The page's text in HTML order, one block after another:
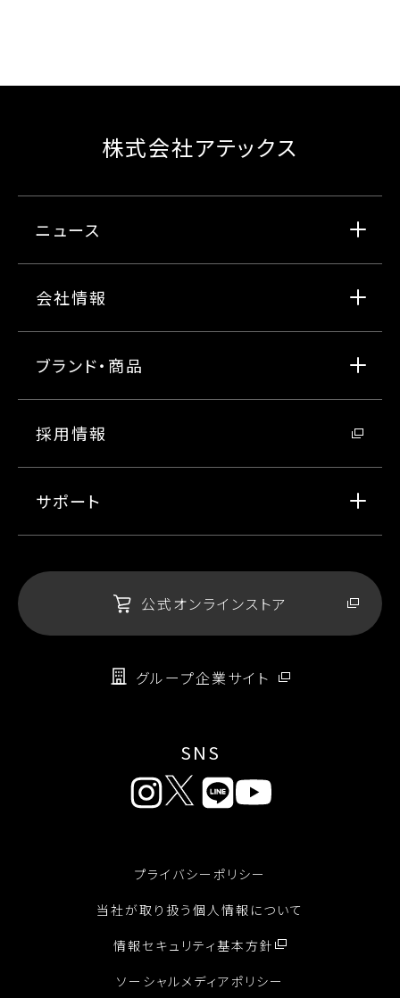
株式会社アテックス
ニュース
会社情報
ブランド・商品
採用情報
サポート
公式オンラインストア
グループ企業サイト
SNS
プライバシーポリシー
当社が取り扱う個人情報について
情報セキュリティ基本方針
ソーシャルメディアポリシー